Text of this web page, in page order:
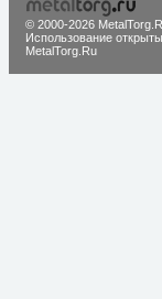
© 2000-2026
Использование
MetalTorg.Ru